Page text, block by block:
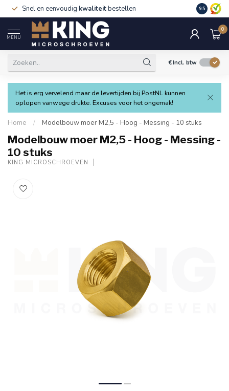
Snel en eenvoudig kwaliteitbestellen 9.5
MENU
0
€Incl. btw
Het is erg vervelend maar de levertijden bij PostNL kunnen
oplopen vanwege drukte. Excuses voor het ongemak!
Home / Modelbouw moer M2,5 - Hoog - Messing - 10 stuks
Modelbouw moer M2,5 - Hoog - Messing -
10 stuks
KING MICROSCHROEVEN